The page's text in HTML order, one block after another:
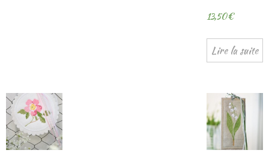
13,50€
Lire la suite